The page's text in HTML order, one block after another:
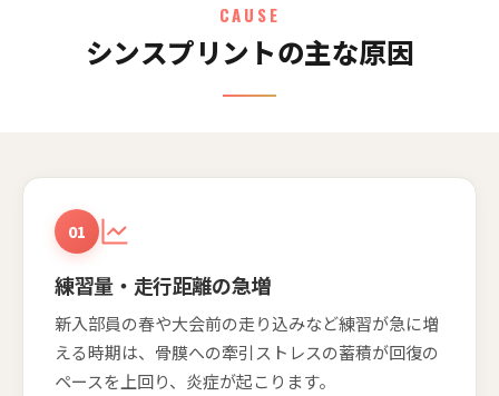
CAUSE
シンスプリントの主な原因
01
練習量・走行距離の急増
新入部員の春や大会前の走り込みなど練習が急に増
える時期は、骨膜への牽引ストレスの蓄積が回復の
ペースを上回り、炎症が起こります。